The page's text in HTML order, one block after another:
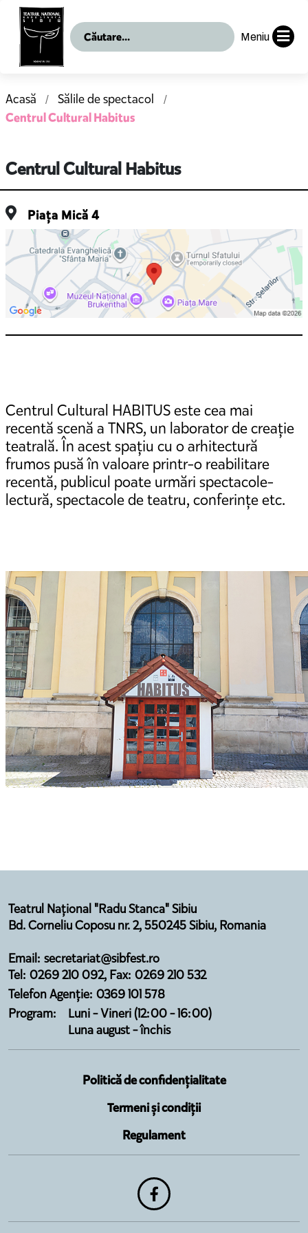
Meniu
Acasă Sălile de spectacol
Centrul Cultural Habitus
Centrul Cultural Habitus
Piața Mică 4
Centrul Cultural HABITUS este cea mai
recentă scenă a TNRS, un laborator de creație
teatrală. În acest spațiu cu o arhitectură
frumos pusă în valoare printr-o reabilitare
recentă, publicul poate urmări spectacole-
lectură, spectacole de teatru, conferințe etc.
Teatrul Național "Radu Stanca" Sibiu
Bd. Corneliu Coposu nr. 2, 550245 Sibiu, Romania
Email: secretariat@sibfest.ro
Tel: 0269 210 092, Fax: 0269 210 532
Telefon Agenție: 0369 101 578
Program:
Luni - Vineri (12:00 - 16:00)
Luna august - închis
Politică de confidențialitate
Termeni și condiții
Regulament